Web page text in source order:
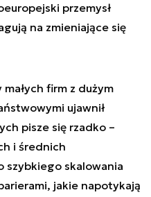
przemysł
na zmieniające się
firm z dużym
ujawnił
pisze się rzadko –
i średnich
szybkiego skalowania
jakie napotykają